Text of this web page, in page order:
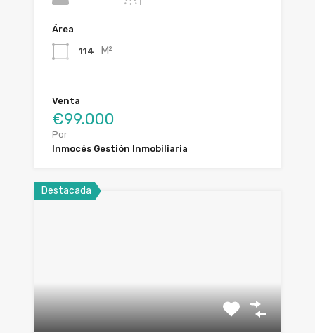
Área
114 M²
Venta
€99.000
Por
Inmocés Gestión Inmobiliaria
Destacada